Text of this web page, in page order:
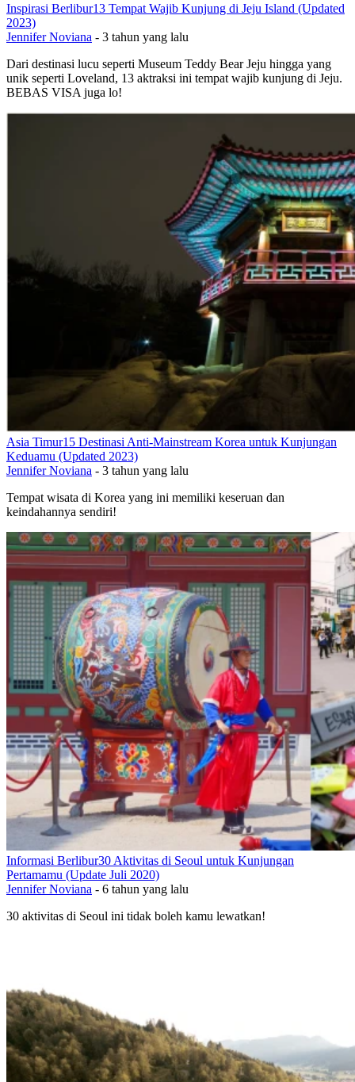
Inspirasi Berlibur13 Tempat Wajib Kunjung di Jeju Island (Updated
2023)
Jennifer Noviana - 3 tahun yang lalu
Dari destinasi lucu seperti Museum Teddy Bear Jeju hingga yang
unik seperti Loveland, 13 aktraksi ini tempat wajib kunjung di Jeju.
BEBAS VISA juga lo!
Asia Timur15 Destinasi Anti-Mainstream Korea untuk Kunjungan
Keduamu (Updated 2023)
Jennifer Noviana - 3 tahun yang lalu
Tempat wisata di Korea yang ini memiliki keseruan dan
keindahannya sendiri!
Informasi Berlibur30 Aktivitas di Seoul untuk Kunjungan
Pertamamu (Update Juli 2020)
Jennifer Noviana - 6 tahun yang lalu
30 aktivitas di Seoul ini tidak boleh kamu lewatkan!